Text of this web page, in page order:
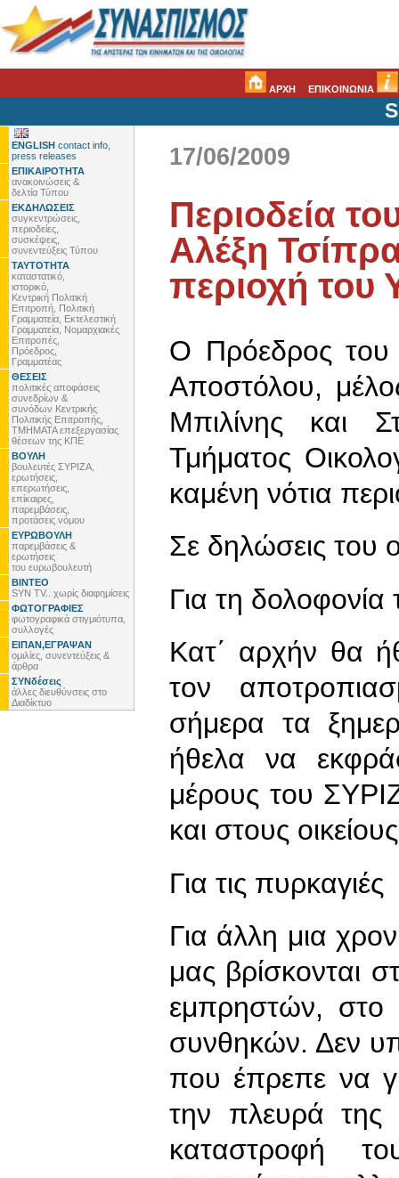
ΑΡΧΗ ΕΠΙΚΟΙΝΩΝΙΑ
ENGLISH contact info,
press releases
ΕΠΙΚΑΙΡΟΤΗΤΑ
ανακοινώσεις &
δελτία Τύπου
ΕΚΔΗΛΩΣΕΙΣ
συγκεντρώσεις,
περιοδείες,
συσκέψεις,
συνεντεύξεις Τύπου
ΤΑΥΤΟΤΗΤΑ
καταστατικό,
ιστορικό,
Κεντρική Πολιτική
Επιτροπή, Πολιτική
Γραμματεία, Εκτελεστική
Γραμματεία, Νομαρχιακές
Επιτροπές,
Πρόεδρος,
Γραμματέας
ΘΕΣΕΙΣ
πολιτικές αποφάσεις
συνεδρίων &
συνόδων Κεντρικής
Πολιτικής Επιτροπής,
ΤΜΗΜΑΤΑ επεξεργασίας
θέσεων της ΚΠΕ
ΒΟΥΛΗ
βουλευτές ΣΥΡΙΖΑ,
ερωτήσεις,
επερωτήσεις,
επίκαιρες,
παρεμβάσεις,
προτάσεις νόμου
ΕΥΡΩΒΟΥΛΗ
παρεμβάσεις &
ερωτήσεις
του ευρωβουλευτή
ΒΙΝΤΕΟ
SYN TV.. χωρίς διαφημίσεις
ΦΩΤΟΓΡΑΦΙΕΣ
φωτογραφικά στιγμιότυπα,
συλλογές
ΕΙΠΑΝ,ΕΓΡΑΨΑΝ
ομιλίες, συνεντεύξεις &
άρθρα
ΣΥΝδέσεις
άλλες διευθύνσεις στο
Διαδίκτυο
17/06/2009
Περιοδεία
Αλέξη
περιοχή του
Ο Πρόεδρος
Αποστόλου,
Μπιλίνης και
Τμήματος
καμένη νότια
Σε δηλώσεις του
Για τη
Κατ΄ αρχήν θα
τον
σήμερα τα
ήθελα να
μέρους του
και στους
Για τις πυρκαγιές
Για άλλη μια
μας βρίσκονται
εμπρηστών, στο
συνθηκών. Δεν
που έπρεπε να
την πλευρά της
καταστροφή